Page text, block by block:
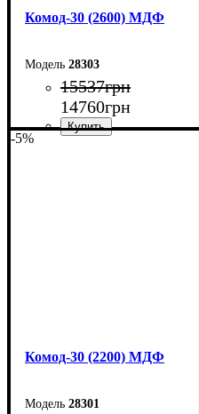
Комод-30 (2600) МДФ
28303
15537грн
14760грн
-5%
Комод-30 (2200) МДФ
28301